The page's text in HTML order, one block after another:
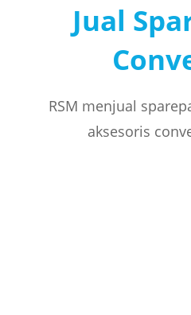
Jual
RSM menjual
aksesoris